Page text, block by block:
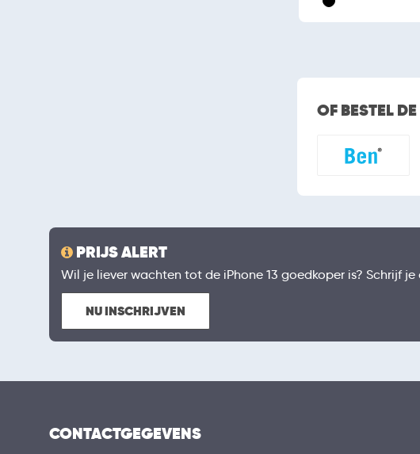
OF BESTEL
PRIJS ALERT
Wil je liever wachten tot de iPhone 13 goedkoper is? Schrijf
NU INSCHRIJVEN
CONTACTGEGEVENS